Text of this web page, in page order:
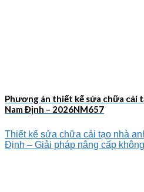
Phương án thiết kế sửa chữa cải
Nam Định – 2026NM657
Thiết kế sửa chữa cải tạo nhà
Định – Giải pháp nâng cấp